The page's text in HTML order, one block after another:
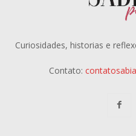
Curiosidades, historias e
Contato: